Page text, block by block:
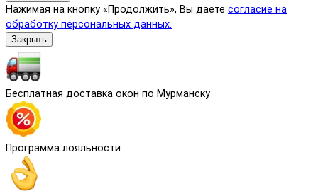
Нажимая на кнопку «Продолжить», Вы даете согласие на
обработку персональных данных.
Закрыть
Бесплатная доставка окон по Мурманску
Программа лояльности